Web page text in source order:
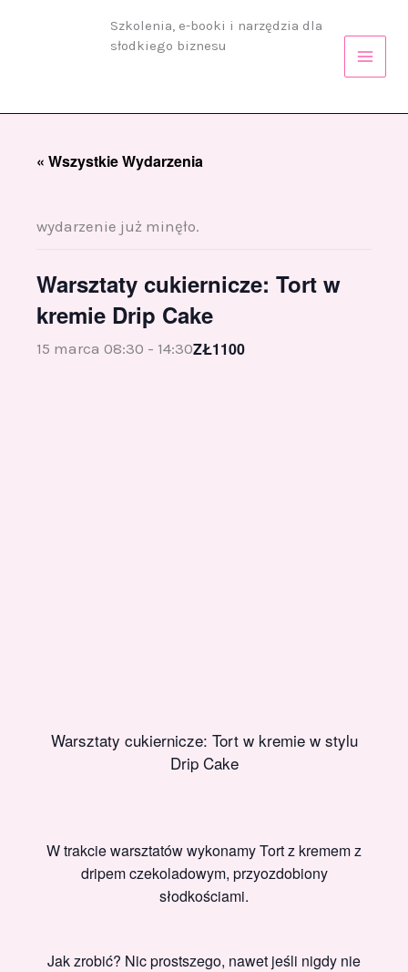
Szkolenia, e-booki i narzędzia dla
słodkiego biznesu
« Wszystkie Wydarzenia
wydarzenie już minęło.
Warsztaty cukiernicze: Tort w
kremie Drip Cake
15 marca 08:30 - 14:30ZŁ1100
Warsztaty cukiernicze: Tort w kremie w stylu
Drip Cake
W trakcie warsztatów wykonamy Tort z kremem z
dripem czekoladowym, przyozdobiony
słodkościami.
Jak zrobić? Nic prostszego, nawet jeśli nigdy nie